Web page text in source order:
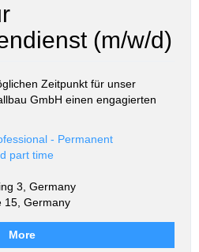
(m/w/d)
Zeitpunkt für unser
GmbH einen engagierten
- Permanent
part time
3, Germany
15, Germany
More